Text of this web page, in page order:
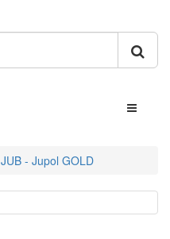
JUB - Jupol GOLD